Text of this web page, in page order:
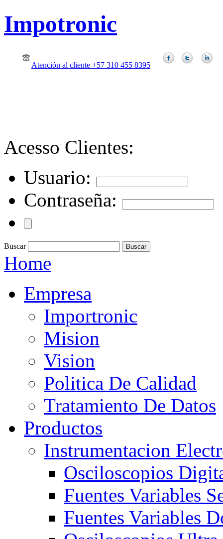
Impotronic
Atención al cliente +57 310 455 8395
Acesso Clientes:
Usuario:
Contraseña:
Buscar
Home
Empresa
Importronic
Mision
Vision
Politica De Calidad
Tratamiento De Datos
Productos
Instrumentacion
Osciloscopios
Fuentes Variables
Fuentes Variables